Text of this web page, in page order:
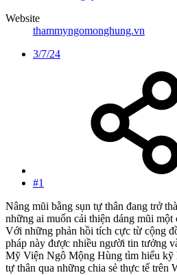
Website
thammyngomonghung.vn
3/7/24
#1
Nâng mũi bằng sụn tự thân đang trở
những ai muốn cải thiện dáng mũi một
Với những phản hồi tích cực từ cộng
pháp này được nhiều người tin tưởng
Mỹ Viện Ngô Mộng Hùng tìm hiểu kỹ
tự thân qua những chia sẻ thực tế trên